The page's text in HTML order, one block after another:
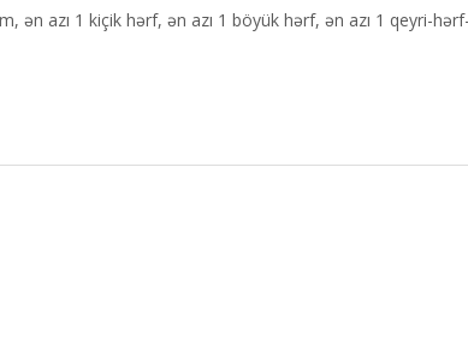
ən azı 1 kiçik hərf, ən azı 1 böyük hərf, ən azı 1 qeyri-